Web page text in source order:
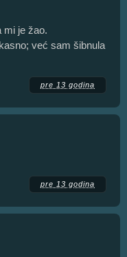
mi je žao.
već sam šibnula
pre 13 godina
pre 13 godina